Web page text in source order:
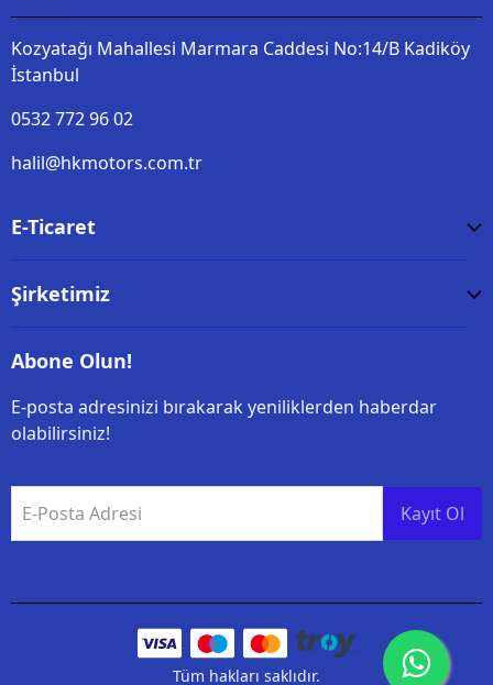
Kozyatağı Mahallesi Marmara Caddesi No:14/B Kadiköy
İstanbul
0532 772 96 02
halil@hkmotors.com.tr
E-Ticaret
Şirketimiz
Abone Olun!
E-posta adresinizi bırakarak yeniliklerden haberdar
olabilirsiniz!
E-Posta Adresi Kayıt Ol
Tüm hakları saklıdır.